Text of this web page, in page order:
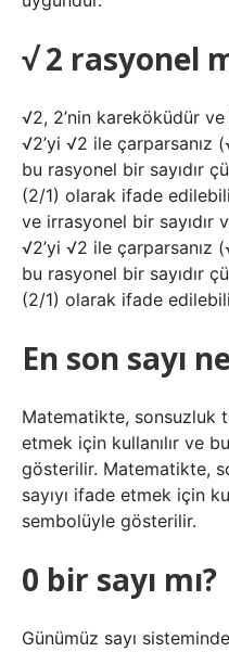
√ 2 rasyonel
√2, 2’nin kareköküdür
√2’yi √2 ile çarparsanız
bu rasyonel bir sayıdır
(2/1) olarak ifade
ve irrasyonel bir sayıdır
√2’yi √2 ile çarparsanız
bu rasyonel bir sayıdır
(2/1) olarak ifade
En son sayı
Matematikte, sonsuzluk
etmek için kullanılır ve
gösterilir. Matematikte,
sayıyı ifade etmek için
sembolüyle gösterilir.
0 bir sayı mı?
Günümüz sayı